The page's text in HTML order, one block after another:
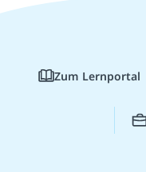
Zum Lernportal